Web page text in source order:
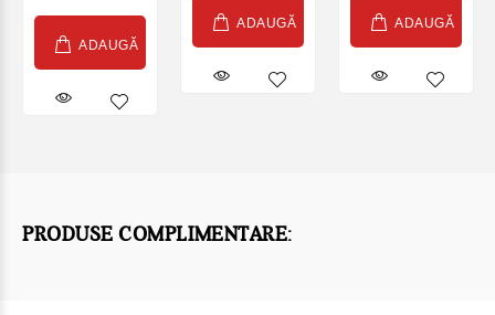
ADAUGĂ
ADAUGĂ ADAUGĂ
PRODUSE COMPLIMENTARE: